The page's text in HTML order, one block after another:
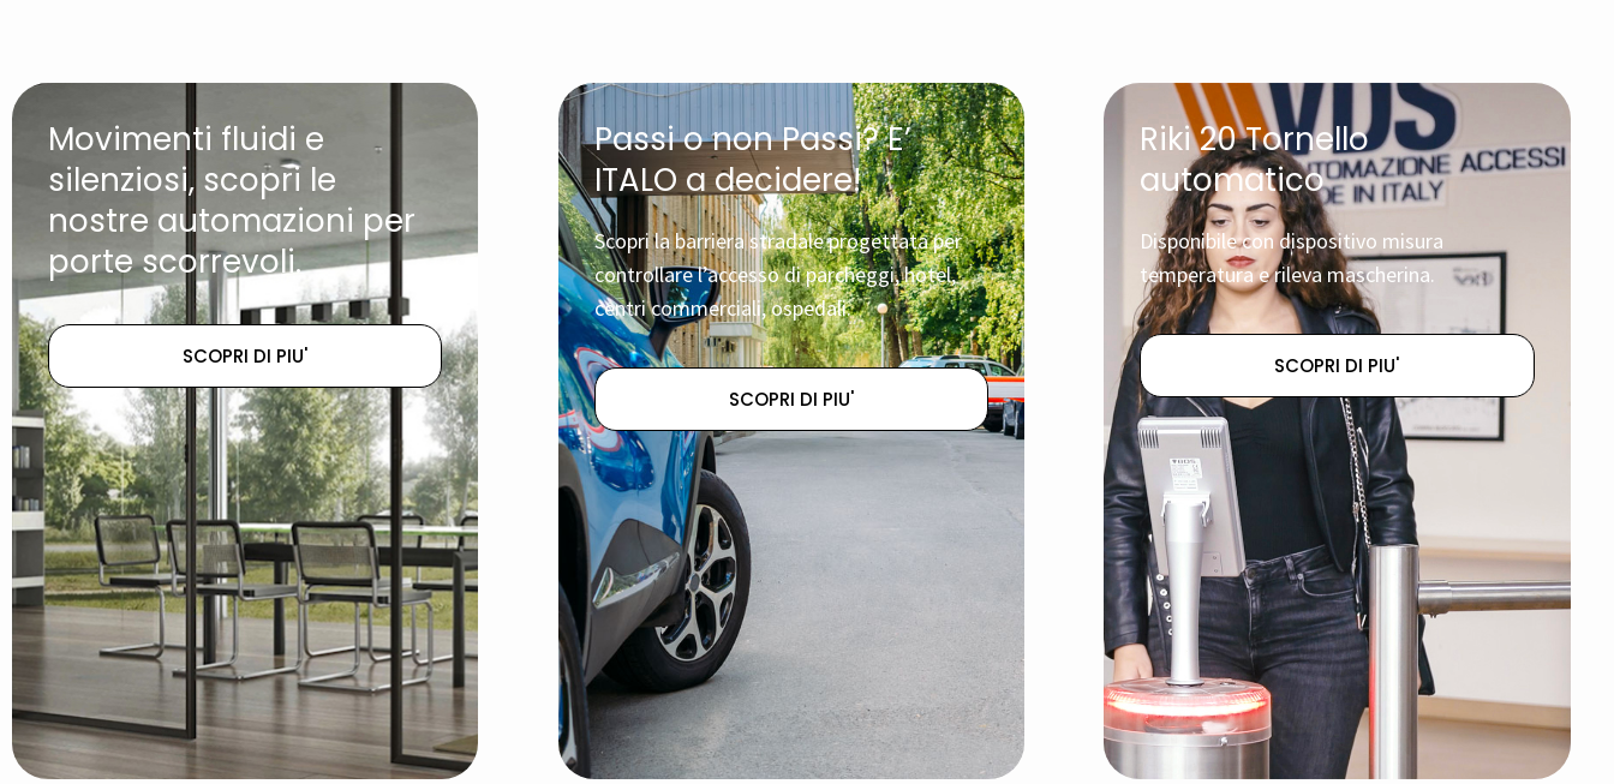
Movimenti fluidi e
silenziosi, scopri le
nostre automazioni per
porte scorrevoli.
SCOPRI DI PIU'
Passi o non Passi? E’
ITALO a decidere!
Scopri la barriera stradale progettata per
controllare l’accesso di parcheggi, hotel,
centri commerciali, ospedali.
SCOPRI DI PIU'
Riki 20 Tornello
automatico
Disponibile con dispositivo misura
temperatura e rileva mascherina.
SCOPRI DI PIU'